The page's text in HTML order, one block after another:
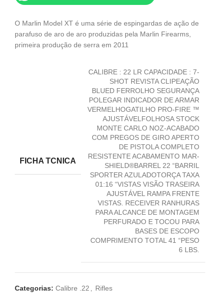
O Marlin Model XT é uma série de espingardas de ação de
parafuso de aro de aro produzidas pela Marlin Firearms,
primeira produção de serra em 2011
FICHA TCNICA
CALIBRE : 22 LR CAPACIDADE : 7-
SHOT REVISTA CLIPEAÇÃO
BLUED FERROLHO SEGURANÇA
POLEGAR INDICADOR DE ARMAR
VERMELHOGATILHO PRO-FIRE ™
AJUSTÁVELFOLHOSA STOCK
MONTE CARLO NOZ-ACABADO
COM PREGOS DE GIRO APERTO
DE PISTOLA COMPLETO
RESISTENTE ACABAMENTO MAR-
SHIELD®BARREL 22 “BARRIL
SPORTER AZULADOTORÇA TAXA
01:16 “VISTAS VISÃO TRASEIRA
AJUSTÁVEL RAMPA FRENTE
VISTAS. RECEIVER RANHURAS
PARA ALCANCE DE MONTAGEM
PERFURADO E TOCOU PARA
BASES DE ESCOPO
COMPRIMENTO TOTAL 41 “PESO
6 LBS.
Categorias: Calibre .22
Rifles